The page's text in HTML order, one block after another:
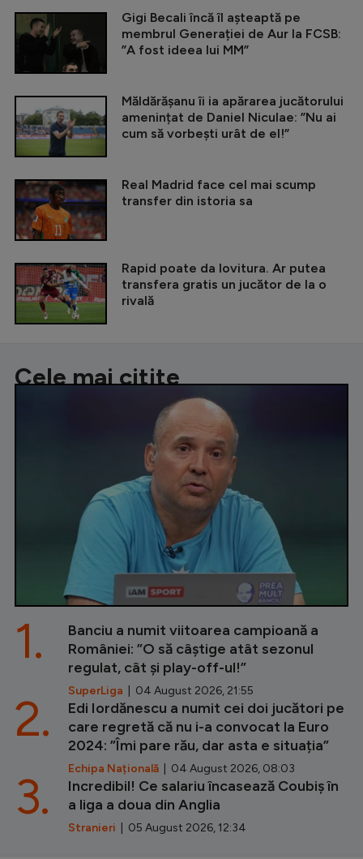
Gigi Becali încă îl așteaptă pe
membrul Generației de Aur la FCSB:
”A fost ideea lui MM”
Măldărășanu îi ia apărarea jucătorului
amenințat de Daniel Niculae: ”Nu ai
cum să vorbești urât de el!”
Real Madrid face cel mai scump
transfer din istoria sa
Rapid poate da lovitura. Ar putea
transfera gratis un jucător de la o
rivală
Cele mai citite
Banciu a numit viitoarea campioană a
României: ”O să câștige atât sezonul
regulat, cât și play-off-ul!”
SuperLiga | 04 August 2026, 21:55
1.
Edi Iordănescu a numit cei doi jucători pe
care regretă că nu i-a convocat la Euro
2024: ”Îmi pare rău, dar asta e situația”
Echipa Națională | 04 August 2026, 08:03
2.
Incredibil! Ce salariu încasează Coubiș în
a liga a doua din Anglia
Stranieri | 05 August 2026, 12:34
3.